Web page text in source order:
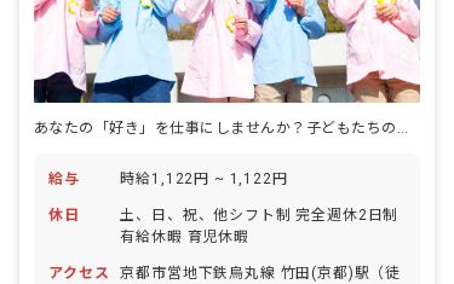
あなたの「好き」を仕事にしませんか？子どもたちの成長を支えるやりがいをここで見つけよう！
給与 時給1,122円 ~ 1,122円
休日
土、日、祝、他シフト制 完全週休2日制
有給休暇 育児休暇
アクセス
京都市営地下鉄烏丸線 竹田(京都)駅（徒